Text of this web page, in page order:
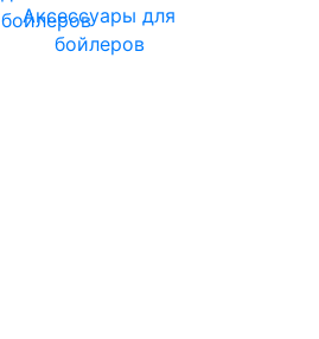
Аксессуары для
бойлеров